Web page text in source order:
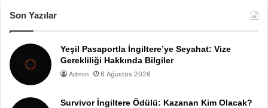
Son Yazılar
Yeşil Pasaportla İngiltere’ye Seyahat: Vize
Gerekliliği Hakkında Bilgiler
Admin 6 Ağustos 2026
Survivor İngiltere Ödülü: Kazanan Kim Olacak?